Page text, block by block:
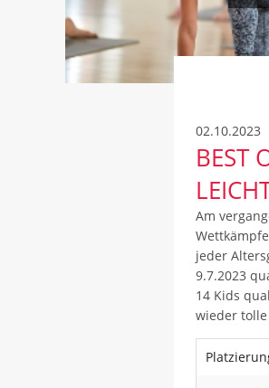
02.10.2023
BEST
Am
jeder
9.7.2023
14 Kids
wieder